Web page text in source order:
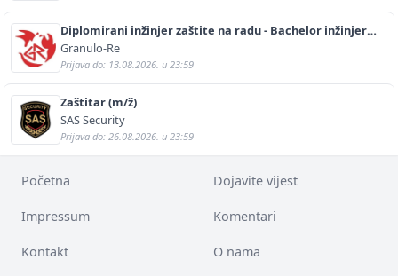
Diplomirani inžinjer zaštite na radu - Bachelor inžinjer
sigurnosti i pomoći (m/ž)
Granulo-Re
Prijava do: 13.08.2026. u 23:59
Zaštitar (m/ž)
SAS Security
Prijava do: 26.08.2026. u 23:59
Početna Dojavite vijest
Impressum Komentari
Kontakt O nama